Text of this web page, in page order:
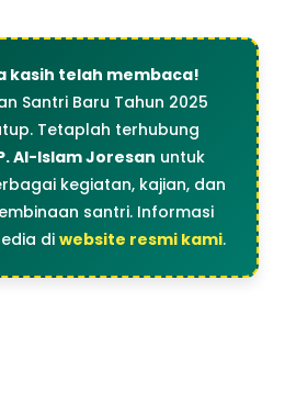
kasih telah membaca!
Santri Baru Tahun 2025
Tetaplah terhubung
Al-Islam Joresan untuk
kegiatan, kajian, dan
santri. Informasi
di website resmi kami.